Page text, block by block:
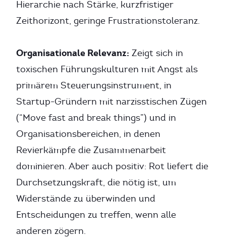
Hierarchie nach Stärke, kurzfristiger
Zeithorizont, geringe Frustrationstoleranz.
Organisationale Relevanz: Zeigt sich in
toxischen Führungskulturen mit Angst als
primärem Steuerungsinstrument, in
Startup-Gründern mit narzisstischen Zügen
(“Move fast and break things”) und in
Organisationsbereichen, in denen
Revierkämpfe die Zusammenarbeit
dominieren. Aber auch positiv: Rot liefert die
Durchsetzungskraft, die nötig ist, um
Widerstände zu überwinden und
Entscheidungen zu treffen, wenn alle
anderen zögern.